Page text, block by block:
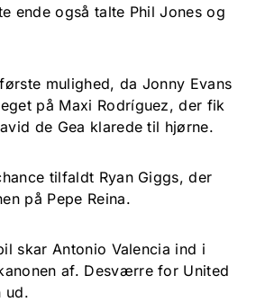
ende også talte Phil Jones og
mulighed, da Jonny Evans
på Maxi Rodríguez, der fik
de Gea klarede til hjørne.
tilfaldt Ryan Giggs, der
på Pepe Reina.
skar Antonio Valencia ind i
af. Desværre for United
ud.